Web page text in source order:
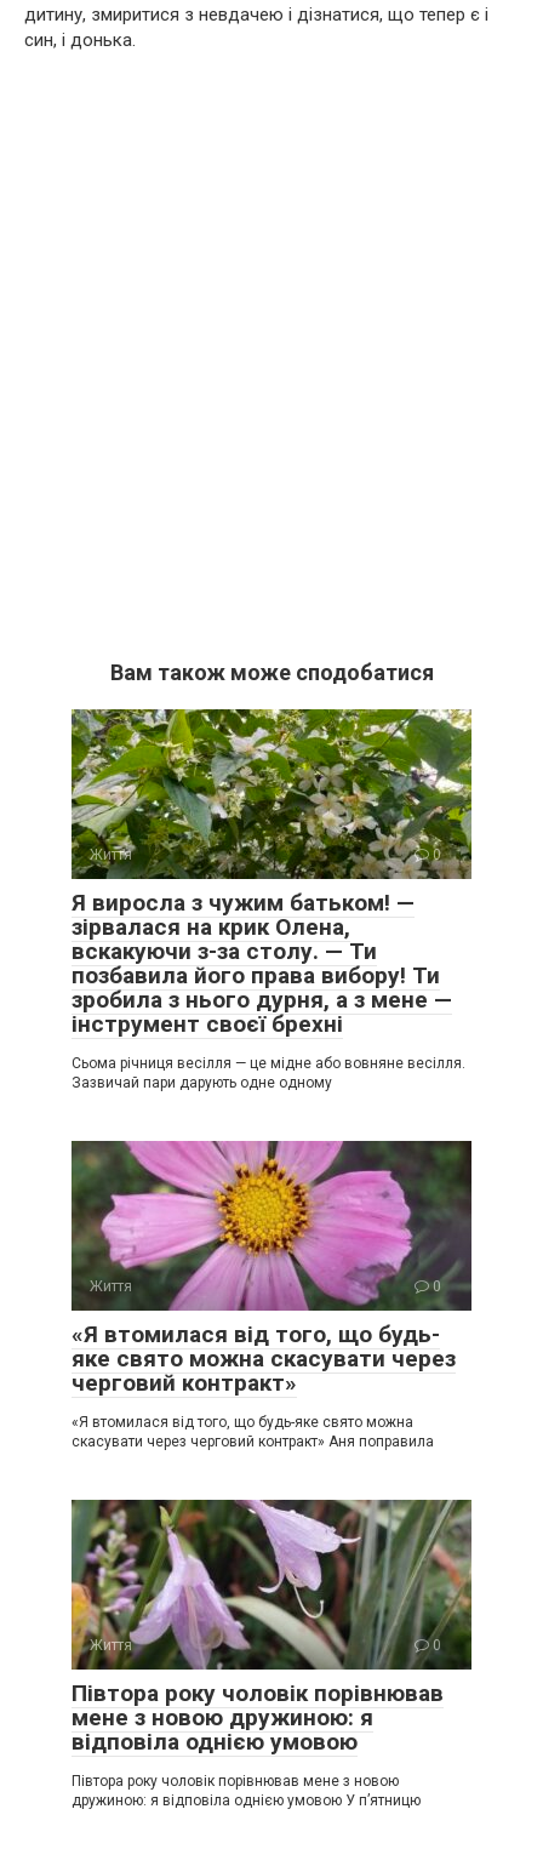
дитину, змиритися з невдачею і дізнатися, що тепер є і
син, і донька.
Вам також може сподобатися
Життя 0
Я виросла з чужим батьком! —
зірвалася на крик Олена,
вскакуючи з-за столу. — Ти
позбавила його права вибору! Ти
зробила з нього дурня, а з мене —
інструмент своєї брехні
Сьома річниця весілля — це мідне або вовняне весілля.
Зазвичай пари дарують одне одному
Життя 0
«Я втомилася від того, що будь-
яке свято можна скасувати через
черговий контракт»
«Я втомилася від того, що будь-яке свято можна
скасувати через черговий контракт» Аня поправила
Життя 0
Півтора року чоловік порівнював
мене з новою дружиною: я
відповіла однією умовою
Півтора року чоловік порівнював мене з новою
дружиною: я відповіла однією умовою У п’ятницю